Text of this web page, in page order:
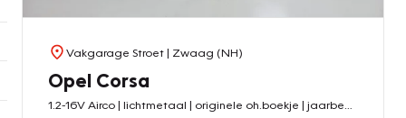
Vakgarage Stroet| Zwaag (NH)
Opel Corsa